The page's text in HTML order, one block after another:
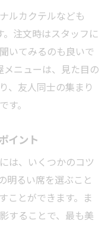
ルカクテルなども
。注文時はスタッフに
いてみるのも良いで
メニューは、見た目の
、友人同士の集まり
。
イント
は、いくつかのコツ
明るい席を選ぶこと
ことができます。ま
することで、最も美